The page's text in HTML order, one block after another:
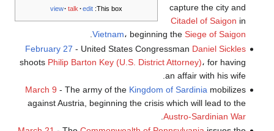
This box:
view talk edit
capture the city and
Citadel of Saigon in
Vietnam، beginning the Siege of Saigon
February 27 - United States Congressman Daniel Sickles
shoots Philip Barton Key (U.S. District Attorney)، for having
an affair with his wife.
March 9 - The army of the Kingdom of Sardinia mobilizes
against Austria, beginning the crisis which will lead to the
Austro-Sardinian War